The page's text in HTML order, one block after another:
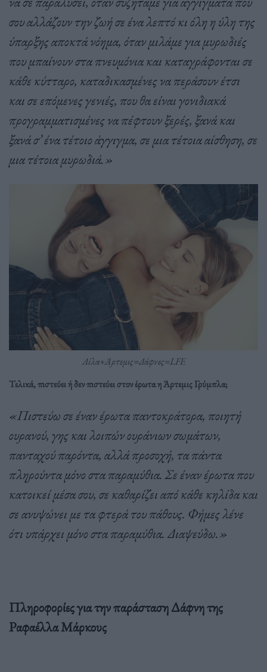
σου αλλάζουν την ζωή σε ένα λεπτό κι όλη η ύλη της
ύπαρξης αποκτά νόημα, όταν μιλάμε για μυρωδιές
που μπαίνουν στα πνευμόνια και καταγράφονται σε
κάθε κύτταρο, καταδικασμένες να περάσουν έτσι
και σε επόμενες γενιές, που θα είναι γονιδιακά
προγραμματισμένες να πέφτουν ξερές, ξανά και
ξανά σ’ ένα τέτοιο άγγιγμα, σε μια τέτοια αίσθηση, σε
μια τέτοια μυρωδιά.»
Λίλα+Άρτεμις=Δάφνες=LFE
Τελικά, πιστεύει ή δεν πιστεύει στον έρωτα η Άρτεμις Γρύμπλα;
«Πιστεύω σε έναν έρωτα παντοκράτορα, ποιητή
ουρανού, γης και λοιπών ουράνιων σωμάτων,
πανταχού παρόντα, αλλά προσοχή, τα πάντα
πληρούντα μόνο στα παραμύθια. Σε έναν έρωτα που
κατοικεί μέσα σου, σε καθαρίζει από κάθε κηλίδα και
σε ανυψώνει με τα φτερά του πάθους. Φήμες λένε
ότι υπάρχει μόνο στα παραμύθια. Διαψεύδω.»
Πληροφορίες για την παράσταση Δάφνη της
Ραφαέλλα Μάρκους